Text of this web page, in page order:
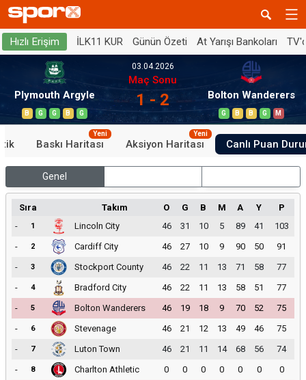
Hızlı Erişim İLK11 KUR Günün Özeti At Yarışı Bankoları
Plymouth Argyle
B G G B G
03.04.2026
Maç Sonu
1 - 2 Bolton Wanderers
G B B G M
Baskı Haritası
Yeni
Aksiyon Haritası
Yeni
Canlı Puan
Genel
Sıra Takım O G B M A Y
P
-
1 Lincoln City 46 31 10 5 89 41
103
-
2 Cardiff City 46 27 10 9 90 50
91
-
3 Stockport County 46 22 11 13 71 58
77
-
4 Bradford City 46 22 11 13 58 51
77
-
5 Bolton Wanderers 46 19 18 9 70 52
75
-
6 Stevenage 46 21 12 13 49 46
75
-
7 Luton Town 46 21 11 14 68 56
74
-
8 Charlton Athletic 0 0 0 0 0 0
0